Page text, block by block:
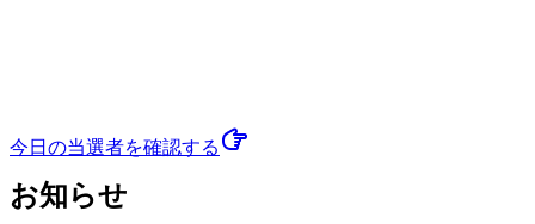
今日の当選者を確認する
お知らせ